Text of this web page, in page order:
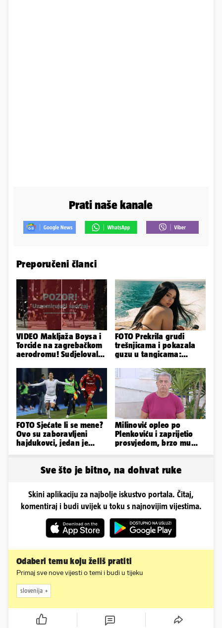
Prati naše kanale
Preporučeni članci
VIDEO Makljaža Boysa i
Torcide na zagrebačkom
aerodromu! Sudjelovalo
FOTO Prekrila grudi
trešnjicama i pokazala
guzu u tangicama:
Slavonka
FOTO Sjećate li se mene?
Ovo su zaboravljeni
hajdukovci, jedan je
Milinović opleo po
Plenkoviću i zaprijetio
prosvjedom, brzo mu
Sve što je bitno, na dohvat ruke
Skini aplikaciju za najbolje iskustvo portala. Čitaj,
komentiraj i budi uvijek u toku s najnovijim vijestima.
Odaberi temu koju želiš pratiti
Primaj sve nove vijesti o temi i budi u tijeku
slovenija